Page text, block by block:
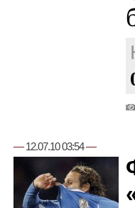
—12.07.10 03:54—